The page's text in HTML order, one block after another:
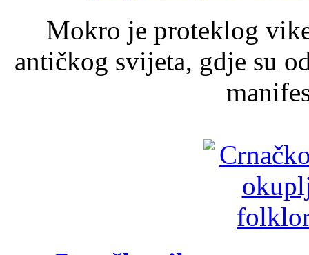
Mokro je proteklog
antičkog svijeta, gdje su